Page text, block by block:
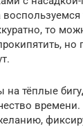
то
но
на тёплые